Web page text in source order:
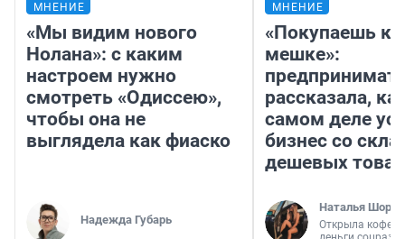
МНЕНИЕ
«Мы видим нового
Нолана»: с каким
настроем нужно
смотреть «Одиссею»,
чтобы она не
выглядела как фиаско
Надежда Губарь
МНЕНИЕ
«Покупаешь
мешке»:
рассказала,
самом деле
бизнес со
дешевых
Наталья
Открыла